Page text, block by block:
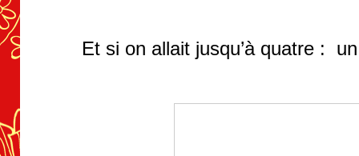
Et si on allait jusqu’à quatre :